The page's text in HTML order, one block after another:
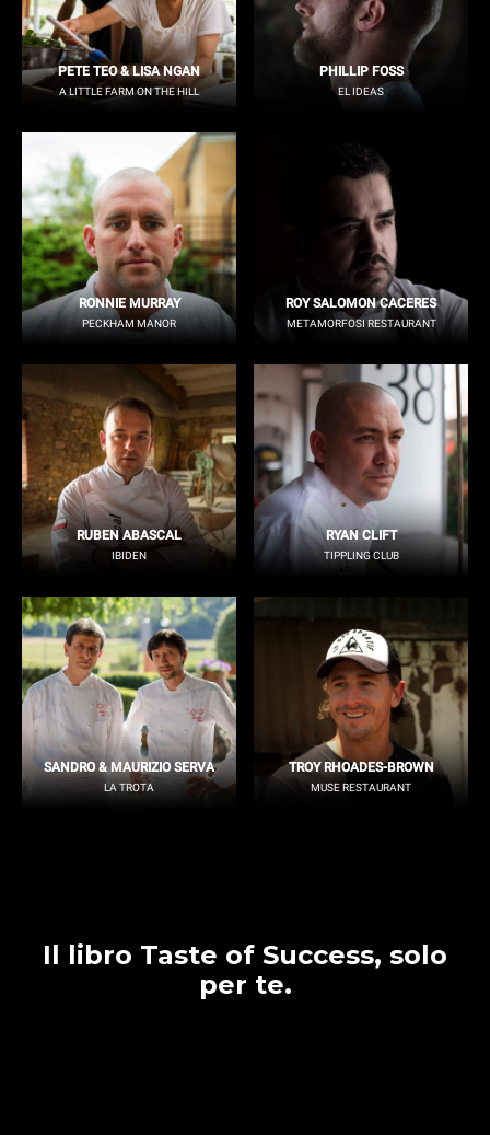
PETE TEO & LISA NGAN
A LITTLE FARM ON THE HILL
PHILLIP FOSS
EL IDEAS
RONNIE MURRAY
PECKHAM MANOR
ROY SALOMON CACERES
METAMORFOSI RESTAURANT
RUBEN ABASCAL
IBIDEN
RYAN CLIFT
TIPPLING CLUB
SANDRO & MAURIZIO SERVA
LA TROTA
TROY RHOADES-BROWN
MUSE RESTAURANT
Il libro Taste of Success, solo
per te.